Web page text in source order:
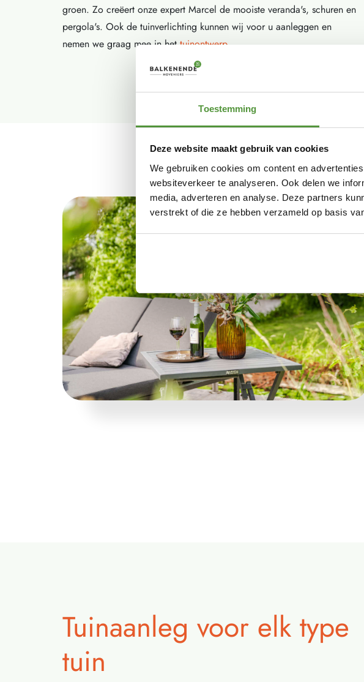
Toestemming
Deze website maakt gebruik van cookies
We gebruiken cookies om content en
websiteverkeer te analyseren. Ook delen we
media, adverteren en analyse. Deze partners
verstrekt of die ze hebben verzameld op basis
groen. Zo creëert onze expert Marcel de mooiste veranda's, schuren en
pergola's. Ook de tuinverlichting kunnen wij voor u aanleggen en
nemen we graag mee in het tuinontwerp.
Tuinaanleg voor elk type
tuin